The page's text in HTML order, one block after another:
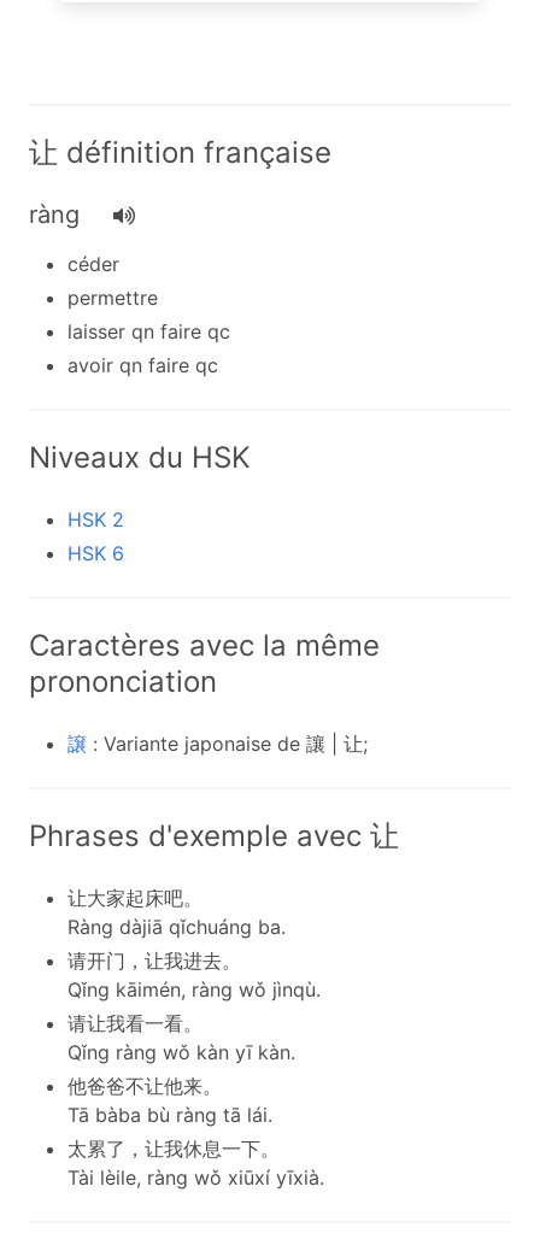
让 définition française
ràng
céder
permettre
laisser qn faire qc
avoir qn faire qc
Niveaux du HSK
HSK 2
HSK 6
Caractères avec la même
prononciation
譲 : Variante japonaise de 讓 | 让;
Phrases d'exemple avec 让
让大家起床吧。
Ràng dàjiā qǐchuáng ba.
请开门，让我进去。
Qǐng kāimén, ràng wǒ jìnqù.
请让我看一看。
Qǐng ràng wǒ kàn yī kàn.
他爸爸不让他来。
Tā bàba bù ràng tā lái.
太累了，让我休息一下。
Tài lèile, ràng wǒ xiūxí yīxià.